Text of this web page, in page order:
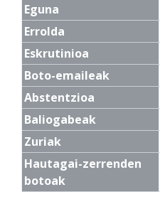
Eguna
Errolda
Eskrutinioa
Boto-emaileak
Abstentzioa
Baliogabeak
Zuriak
Hautagai-zerrenden
botoak